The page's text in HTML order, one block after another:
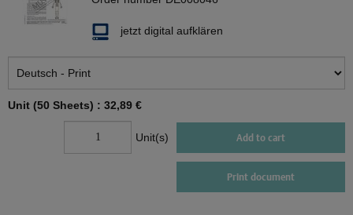
jetzt digital aufklären
Unit (50 Sheets) : 32,89 €
Unit(s) Add to cart
Print document